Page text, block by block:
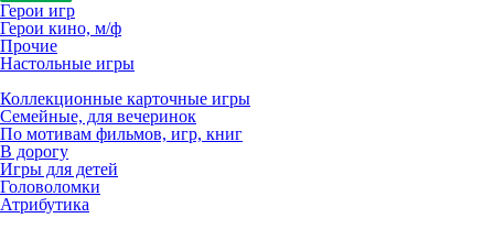
Герои игр
Герои кино, м/ф
Прочие
Настольные игры
Коллекционные карточные игры
Семейные, для вечеринок
По мотивам фильмов, игр, книг
В дорогу
Игры для детей
Головоломки
Атрибутика